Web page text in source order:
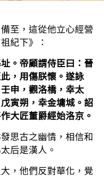
至，這從他立心經營
紀下》：
。帝顧謂侍臣曰：晉
，用傷朕懷。遂詠
申，觀洛橋，幸太
寅朔，幸金墉城。詔
大匠董爵經始洛京。
思古之幽情，相信和
后是漢人。
，他們反對華化，覺